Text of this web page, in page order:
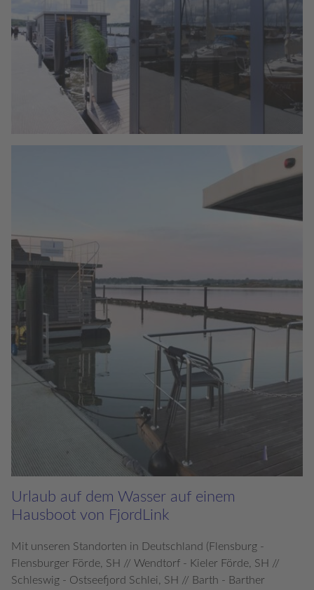
Urlaub auf dem Wasser auf einem
Hausboot von FjordLink
Mit unseren Standorten in Deutschland (Flensburg -
Flensburger Förde, SH // Wendtorf - Kieler Förde, SH //
Schleswig - Ostseefjord Schlei, SH // Barth - Barther